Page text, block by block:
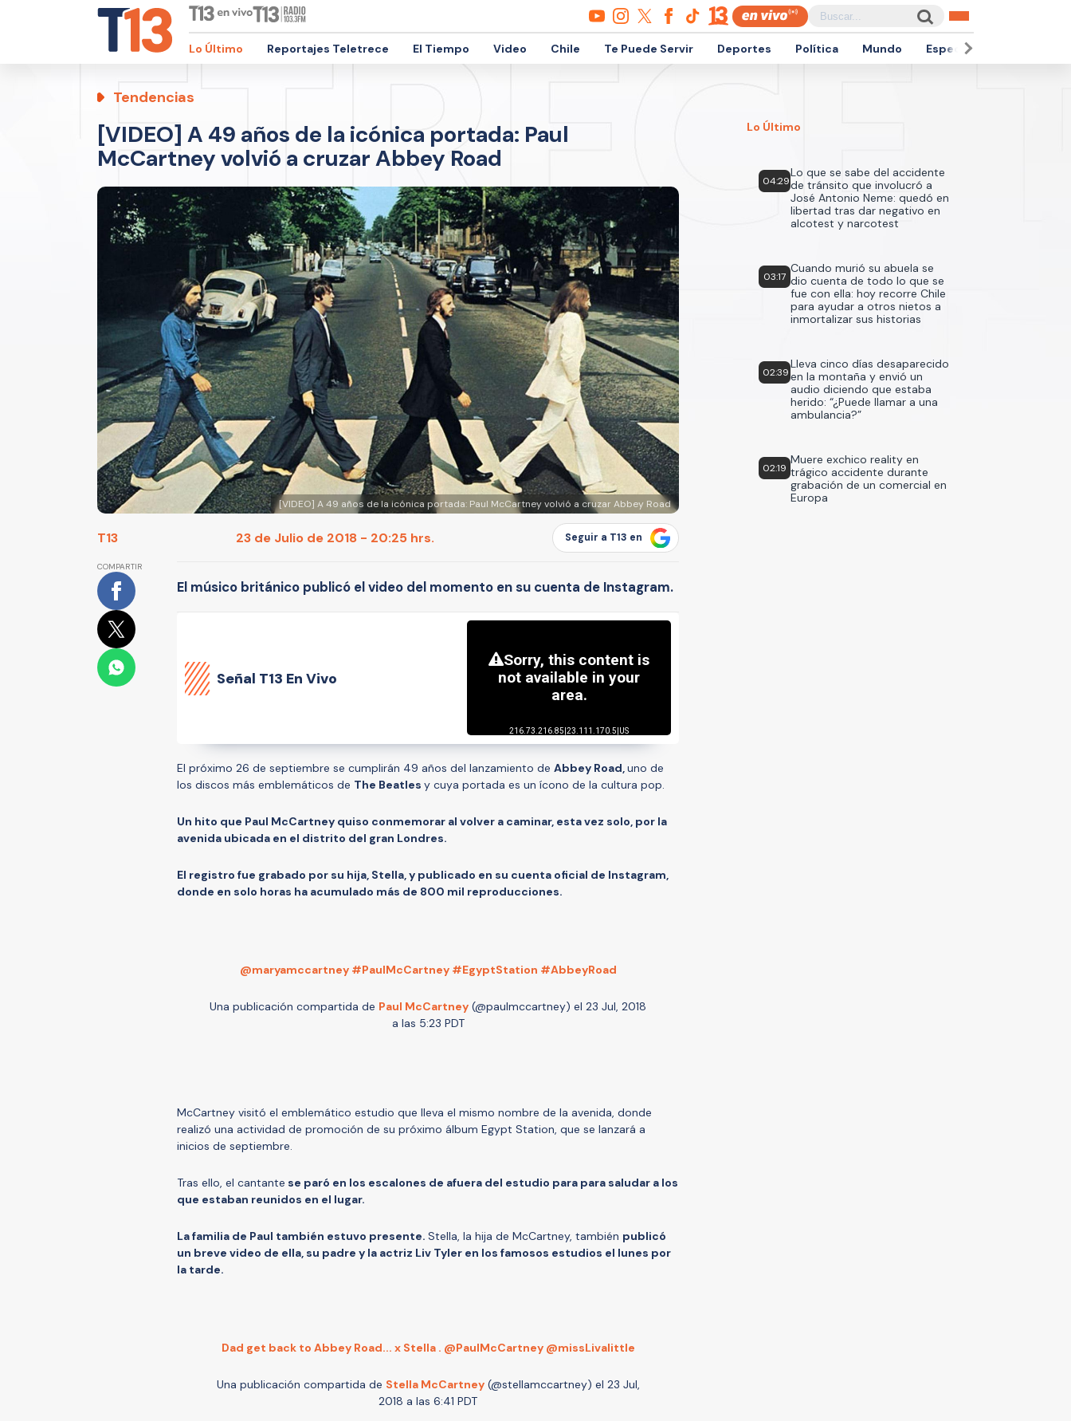
Lo Último Reportajes Teletrece El Tiempo Video Chile Te Puede Servir Deportes Política Mundo Espectáculos
Tendencias
[VIDEO] A 49 años de la icónica portada: Paul
McCartney volvió a cruzar Abbey Road
[VIDEO] A 49 años de la icónica portada: Paul McCartney volvió a cruzar Abbey Road
T13 23 de Julio de 2018 - 20:25 hrs. Seguir a T13 en
COMPARTIR
El músico británico publicó el video del momento en su cuenta de Instagram.
Señal T13 En Vivo
El próximo 26 de septiembre se cumplirán 49 años del lanzamiento de Abbey Road,uno de
los discos más emblemáticos de The Beatles y cuya portada es un ícono de la cultura pop.
Un hito que Paul McCartney quiso conmemorar al volver a caminar, esta vez solo, por la
avenida ubicada en el distrito del gran Londres.
El registro fue grabado por su hija, Stella, y publicado en su cuenta oficial de Instagram,
donde en solo horas ha acumulado más de 800 mil reproducciones.
@maryamccartney #PaulMcCartney #EgyptStation #AbbeyRoad
Una publicación compartida de Paul McCartney (@paulmccartney) el 23 Jul, 2018
a las 5:23 PDT
McCartney visitó el emblemático estudio que lleva el mismo nombre de la avenida, donde
realizó una actividad de promoción de su próximo álbum Egypt Station, que se lanzará a
inicios de septiembre.
Tras ello, el cantante se paró en los escalones de afuera del estudio para para saludar a los
que estaban reunidos en el lugar.
La familia de Paul también estuvo presente. Stella, la hija de McCartney, también publicó
un breve video de ella, su padre y la actriz Liv Tyler en los famosos estudios el lunes por
la tarde.
Dad get back to Abbey Road... x Stella . @PaulMcCartney @missLivalittle
Una publicación compartida de Stella McCartney(@stellamccartney) el 23 Jul,
2018 a las 6:41 PDT
Lo Último
04:29
Lo que se sabe del accidente
de tránsito que involucró a
José Antonio Neme: quedó en
libertad tras dar negativo en
alcotest y narcotest
03:17
Cuando murió su abuela se
dio cuenta de todo lo que se
fue con ella: hoy recorre Chile
para ayudar a otros nietos a
inmortalizar sus historias
02:39
Lleva cinco días desaparecido
en la montaña y envió un
audio diciendo que estaba
herido: “¿Puede llamar a una
ambulancia?”
02:19
Muere exchico reality en
trágico accidente durante
grabación de un comercial en
Europa